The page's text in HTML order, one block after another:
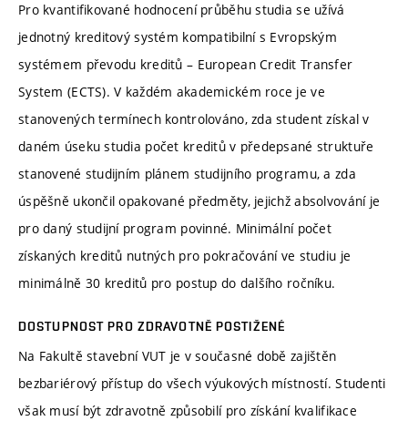
Pro kvantifikované hodnocení průběhu studia se užívá
jednotný kreditový systém kompatibilní s Evropským
systémem převodu kreditů – European Credit Transfer
System (ECTS). V každém akademickém roce je ve
stanovených termínech kontrolováno, zda student získal v
daném úseku studia počet kreditů v předepsané struktuře
stanovené studijním plánem studijního programu, a zda
úspěšně ukončil opakované předměty, jejichž absolvování je
pro daný studijní program povinné. Minimální počet
získaných kreditů nutných pro pokračování ve studiu je
minimálně 30 kreditů pro postup do dalšího ročníku.
DOSTUPNOST PRO ZDRAVOTNĚ POSTIŽENÉ
Na Fakultě stavební VUT je v současné době zajištěn
bezbariérový přístup do všech výukových místností. Studenti
však musí být zdravotně způsobilí pro získání kvalifikace